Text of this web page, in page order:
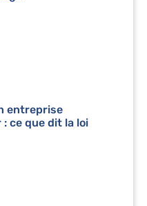
entreprise
: ce que dit la loi